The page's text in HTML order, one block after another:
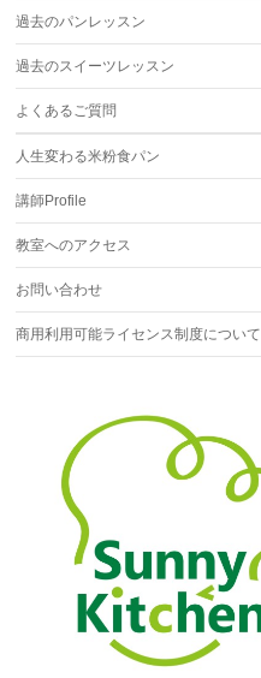
過去のパンレッスン
過去のスイーツレッスン
よくあるご質問
人生変わる米粉食パン
講師Profile
教室へのアクセス
お問い合わせ
商用利用可能ライセンス制度について